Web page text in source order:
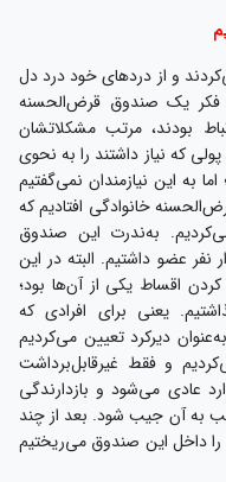
و از دردهای خود درد دل
فکر یک صندوق قرض‌الحسنه
بودند، مرتب مشکلاتشان
که نیاز داشتند را به نحوی
به این نیازمندان نمی‌گفتیم
خانوادگی افتادیم که
به‌ندرت این صندوق
عضو داشتیم. البته در این
اقساط یکی از آن‌ها بود؛
یعنی برای افرادی که
دیرکرد تعیین می‌کردیم
و فقط غیرقابل‌برداشت
عادی می‌شود و بازدارندگی
به آن جیب شود. بعد از چند
داخل این صندوق می‌ریختیم